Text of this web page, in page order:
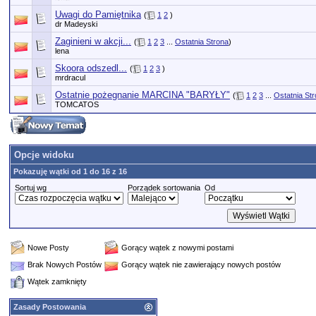
Uwagi do Pamiętnika ( 1 2 )
dr Madeyski
Zaginieni w akcji... ( 1 2 3 Ostatnia Strona)
lena
Skoora odszedl... ( 1 2 3 )
mrdracul
Ostatnie pożegnanie MARCINA "BARYŁY" ( 1 2 3 Ostatnia
TOMCATOS
Opcje widoku
Pokazuję wątki od 1 do 16 z 16
Sortuj wg
Porządek sortowania Od
Nowe Posty
Gorący wątek z nowymi postami
Brak Nowych Postów
Gorący wątek nie zawierający nowych postów
Wątek zamknięty
Zasady Postowania